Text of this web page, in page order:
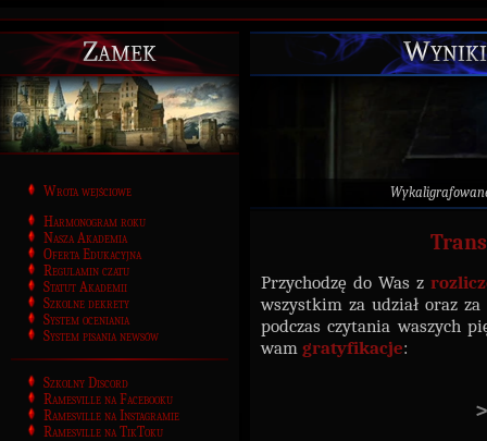
Zamek
Wrota wejściowe
Harmonogram roku
Nasza Akademia
Oferta Edukacyjna
Regulamin czatu
Statut Akademii
Szkolne dekrety
System oceniania
System pisania newsów
Szkolny Discord
Ramesville na Facebooku
Ramesville na Instagramie
Ramesville na TikToku
Przychodzę do Was z
wszystkim za udział oraz
podczas czytania waszych
wam gratyfikacje: